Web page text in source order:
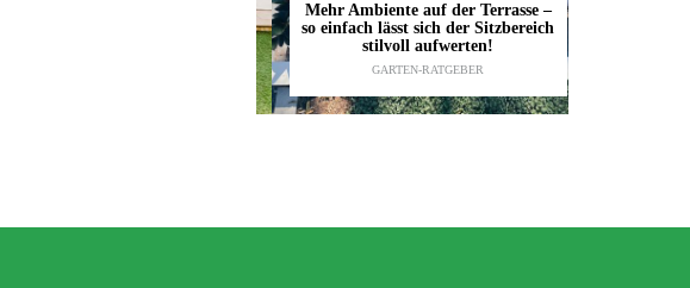
Mehr Ambiente auf der Terrasse –
so einfach lässt sich der Sitzbereich
stilvoll aufwerten!
GARTEN-RATGEBER